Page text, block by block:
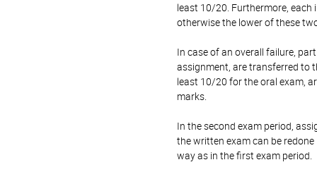
least 10/20. Furthermore,
otherwise the lower of these
In case of an overall failure,
assignment, are transferred to
least 10/20 for the oral exam,
marks.
In the second exam period,
the written exam can be
way as in the first exam period.